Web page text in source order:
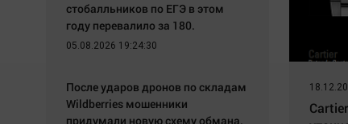
стобалльников по ЕГЭ в этом
году перевалило за 180.
05.08.2026 19:24:30
После ударов дронов по складам
Wildberries мошенники
придумали новую схему обмана.